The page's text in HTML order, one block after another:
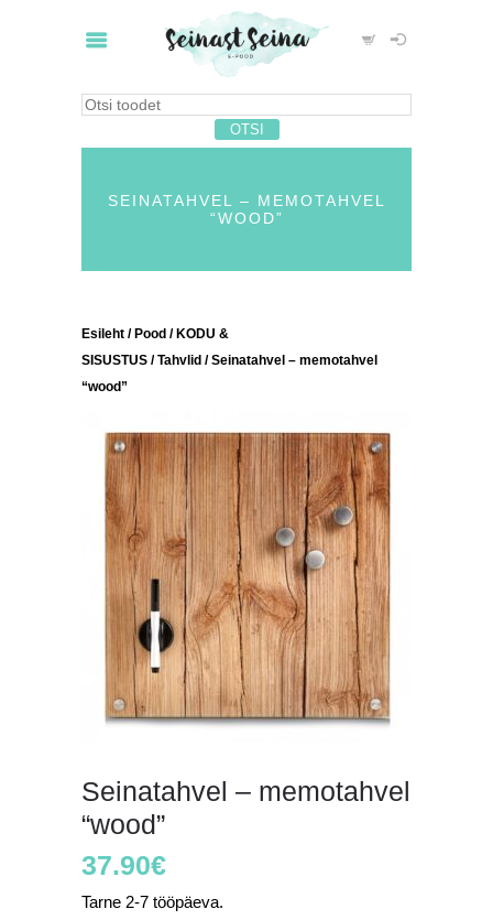
SEINATAHVEL – MEMOTAHVEL
“WOOD”
Esileht / Pood / KODU &
SISUSTUS /Tahvlid / Seinatahvel – memotahvel
“wood”
Seinatahvel – memotahvel
“wood”
37.90€
Tarne 2-7 tööpäeva.